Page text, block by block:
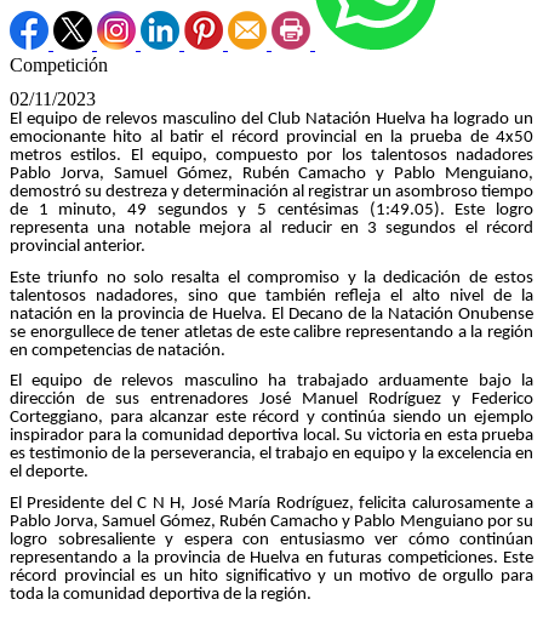
Competición
02/11/2023
El equipo de relevos masculino del Club Natación Huelva ha logrado un
emocionante hito al batir el récord provincial en la prueba de 4x50
metros estilos. El equipo, compuesto por los talentosos nadadores
Pablo Jorva, Samuel Gómez, Rubén Camacho y Pablo Menguiano,
demostró su destreza y determinación al registrar un asombroso tiempo
de 1 minuto, 49 segundos y 5 centésimas (1:49.05). Este logro
representa una notable mejora al reducir en 3 segundos el récord
provincial anterior.
Este triunfo no solo resalta el compromiso y la dedicación de estos
talentosos nadadores, sino que también refleja el alto nivel de la
natación en la provincia de Huelva. El Decano de la Natación Onubense
se enorgullece de tener atletas de este calibre representando a la región
en competencias de natación.
El equipo de relevos masculino ha trabajado arduamente bajo la
dirección de sus entrenadores José Manuel Rodríguez y Federico
Corteggiano, para alcanzar este récord y continúa siendo un ejemplo
inspirador para la comunidad deportiva local. Su victoria en esta prueba
es testimonio de la perseverancia, el trabajo en equipo y la excelencia en
el deporte.
El Presidente del C N H, José María Rodríguez, felicita calurosamente a
Pablo Jorva, Samuel Gómez, Rubén Camacho y Pablo Menguiano por su
logro sobresaliente y espera con entusiasmo ver cómo continúan
representando a la provincia de Huelva en futuras competiciones. Este
récord provincial es un hito significativo y un motivo de orgullo para
toda la comunidad deportiva de la región.